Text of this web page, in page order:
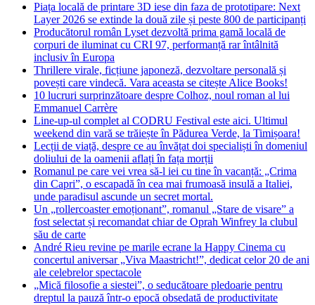
Piața locală de printare 3D iese din faza de prototipare: Next
Layer 2026 se extinde la două zile și peste 800 de participanți
Producătorul român Lyset dezvoltă prima gamă locală de
corpuri de iluminat cu CRI 97, performanță rar întâlnită
inclusiv în Europa
Thrillere virale, ficțiune japoneză, dezvoltare personală și
povești care vindecă. Vara aceasta se citește Alice Books!
10 lucruri surprinzătoare despre Colhoz, noul roman al lui
Emmanuel Carrère
Line-up-ul complet al CODRU Festival este aici. Ultimul
weekend din vară se trăiește în Pădurea Verde, la Timișoara!
Lecții de viață, despre ce au învățat doi specialiști în domeniul
doliului de la oamenii aflați în fața morții
Romanul pe care vei vrea să-l iei cu tine în vacanță: „Crima
din Capri”, o escapadă în cea mai frumoasă insulă a Italiei,
unde paradisul ascunde un secret mortal.
Un „rollercoaster emoționant”, romanul „Stare de visare” a
fost selectat și recomandat chiar de Oprah Winfrey la clubul
său de carte
André Rieu revine pe marile ecrane la Happy Cinema cu
concertul aniversar „Viva Maastricht!”, dedicat celor 20 de ani
ale celebrelor spectacole
„Mică filosofie a siestei”, o seducătoare pledoarie pentru
dreptul la pauză într-o epocă obsedată de productivitate